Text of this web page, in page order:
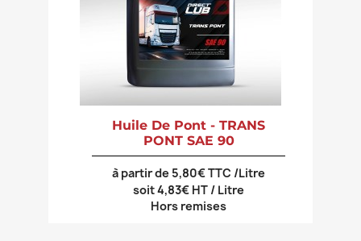
Huile De Pont - TRANS
PONT SAE 90
à partir de 5,80€ TTC /Litre
soit 4,83€ HT / Litre
Hors remises